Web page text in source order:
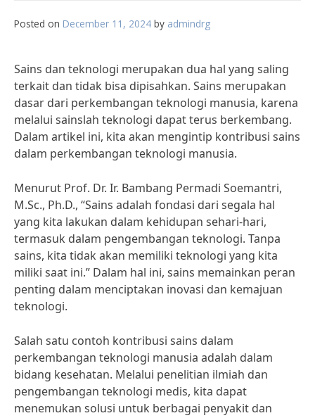
Posted on December 11, 2024 by admindrg
Sains dan teknologi merupakan dua hal yang saling
terkait dan tidak bisa dipisahkan. Sains merupakan
dasar dari perkembangan teknologi manusia, karena
melalui sainslah teknologi dapat terus berkembang.
Dalam artikel ini, kita akan mengintip kontribusi sains
dalam perkembangan teknologi manusia.
Menurut Prof. Dr. Ir. Bambang Permadi Soemantri,
M.Sc., Ph.D., “Sains adalah fondasi dari segala hal
yang kita lakukan dalam kehidupan sehari-hari,
termasuk dalam pengembangan teknologi. Tanpa
sains, kita tidak akan memiliki teknologi yang kita
miliki saat ini.” Dalam hal ini, sains memainkan peran
penting dalam menciptakan inovasi dan kemajuan
teknologi.
Salah satu contoh kontribusi sains dalam
perkembangan teknologi manusia adalah dalam
bidang kesehatan. Melalui penelitian ilmiah dan
pengembangan teknologi medis, kita dapat
menemukan solusi untuk berbagai penyakit dan